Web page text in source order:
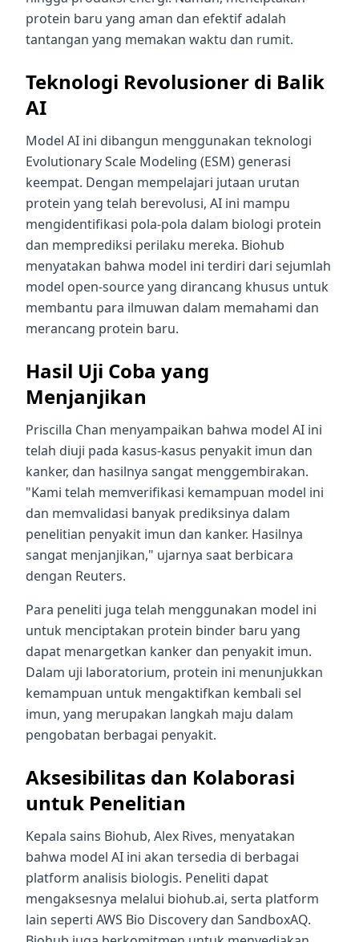
protein baru yang aman dan efektif adalah
tantangan yang memakan waktu dan rumit.
Teknologi Revolusioner di Balik
AI
Model AI ini dibangun menggunakan teknologi
Evolutionary Scale Modeling (ESM) generasi
keempat. Dengan mempelajari jutaan urutan
protein yang telah berevolusi, AI ini mampu
mengidentifikasi pola-pola dalam biologi protein
dan memprediksi perilaku mereka. Biohub
menyatakan bahwa model ini terdiri dari sejumlah
model open-source yang dirancang khusus untuk
membantu para ilmuwan dalam memahami dan
merancang protein baru.
Hasil Uji Coba yang
Menjanjikan
Priscilla Chan menyampaikan bahwa model AI ini
telah diuji pada kasus-kasus penyakit imun dan
kanker, dan hasilnya sangat menggembirakan.
"Kami telah memverifikasi kemampuan model ini
dan memvalidasi banyak prediksinya dalam
penelitian penyakit imun dan kanker. Hasilnya
sangat menjanjikan," ujarnya saat berbicara
dengan Reuters.
Para peneliti juga telah menggunakan model ini
untuk menciptakan protein binder baru yang
dapat menargetkan kanker dan penyakit imun.
Dalam uji laboratorium, protein ini menunjukkan
kemampuan untuk mengaktifkan kembali sel
imun, yang merupakan langkah maju dalam
pengobatan berbagai penyakit.
Aksesibilitas dan Kolaborasi
untuk Penelitian
Kepala sains Biohub, Alex Rives, menyatakan
bahwa model AI ini akan tersedia di berbagai
platform analisis biologis. Peneliti dapat
mengaksesnya melalui biohub.ai, serta platform
lain seperti AWS Bio Discovery dan SandboxAQ.